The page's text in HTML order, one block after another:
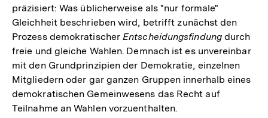
präzisiert: Was üblicherweise als "nur formale"
Gleichheit beschrieben wird, betrifft zunächst den
Prozess demokratischer Entscheidungsfindung durch
freie und gleiche Wahlen. Demnach ist es unvereinbar
mit den Grundprinzipien der Demokratie, einzelnen
Mitgliedern oder gar ganzen Gruppen innerhalb eines
demokratischen Gemeinwesens das Recht auf
Teilnahme an Wahlen vorzuenthalten.